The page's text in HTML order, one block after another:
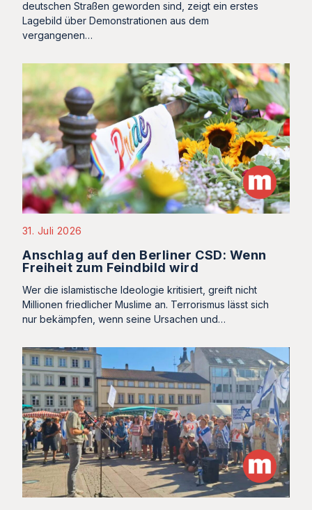
deutschen Straßen geworden sind, zeigt ein erstes
Lagebild über Demonstrationen aus dem
vergangenen…
31. Juli 2026
Anschlag auf den Berliner CSD: Wenn
Freiheit zum Feindbild wird
Wer die islamistische Ideologie kritisiert, greift nicht
Millionen friedlicher Muslime an. Terrorismus lässt sich
nur bekämpfen, wenn seine Ursachen und…